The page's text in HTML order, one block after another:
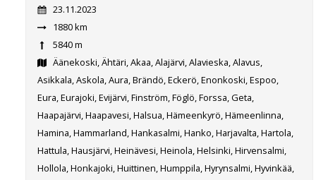
23.11.2023
1880 km
5840 m
Äänekoski, Ähtäri, Akaa, Alajärvi, Alavieska, Alavus,
Asikkala, Askola, Aura, Brändö, Eckerö, Enonkoski, Espoo,
Eura, Eurajoki, Evijärvi, Finström, Föglö, Forssa, Geta,
Haapajärvi, Haapavesi, Halsua, Hämeenkyrö, Hämeenlinna,
Hamina, Hammarland, Hankasalmi, Hanko, Harjavalta, Hartola,
Hattula, Hausjärvi, Heinävesi, Heinola, Helsinki, Hirvensalmi,
Hollola, Honkajoki, Huittinen, Humppila, Hyrynsalmi, Hyvinkää,